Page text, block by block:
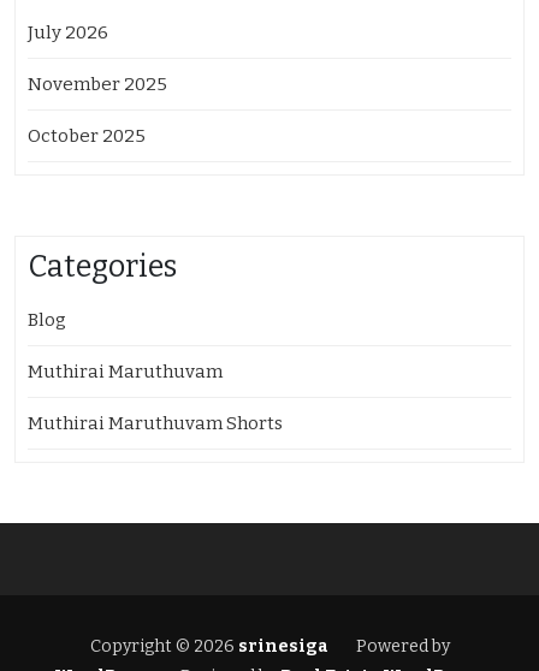
July 2026
November 2025
October 2025
Categories
Blog
Muthirai Maruthuvam
Muthirai Maruthuvam Shorts
Copyright © 2026 srinesiga
Powered by